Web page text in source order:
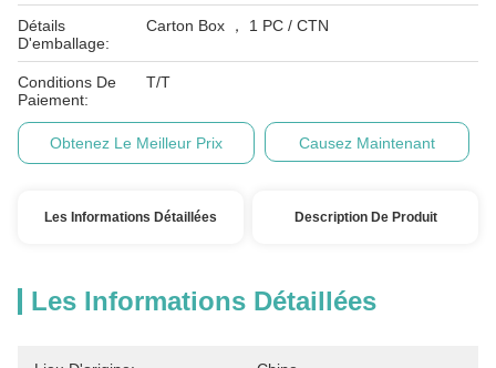
Détails
D'emballage:
Carton Box ， 1 PC / CTN
Conditions De
Paiement:
T/T
Obtenez Le Meilleur Prix Causez Maintenant
Les Informations Détaillées Description De Produit
Les Informations Détaillées